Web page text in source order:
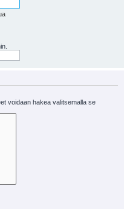
voidaan hakea valitsemalla se